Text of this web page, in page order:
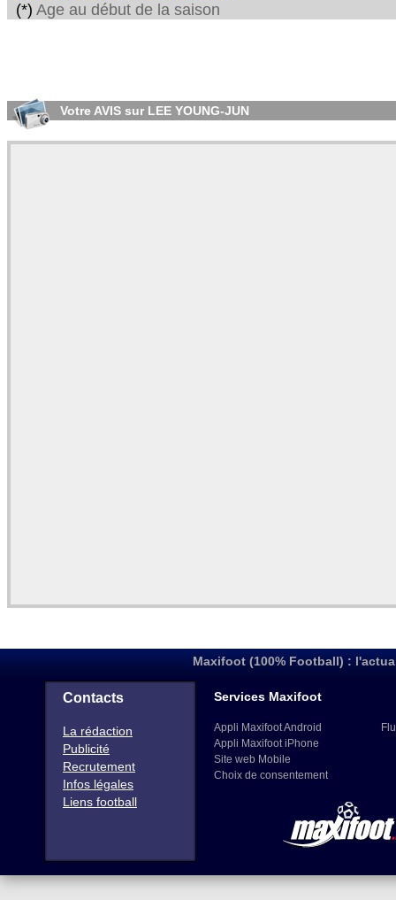
(*) Age au début de la saison
Votre AVIS sur LEE YOUNG-JUN
Maxifoot (100% Football) :
Contacts
La rédaction
Publicité
Recrutement
Infos légales
Liens football
Services Maxifoot
Appli Maxifoot Android
Appli Maxifoot iPhone
Site web Mobile
Choix de consentement